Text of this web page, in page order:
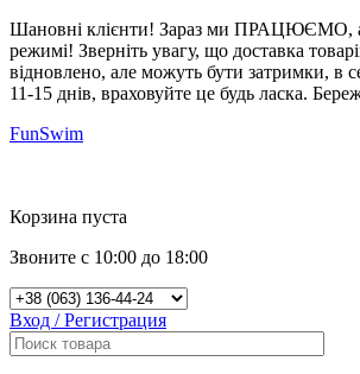
Шановні клієнти! Зараз ми ПРАЦЮЄМО,
режимі! Зверніть увагу, що доставка
відновлено, але можуть бути затримки, в
11-15 днів, враховуйте це будь ласка.
FunSwim
Корзина пуста
Звоните с 10:00 до 18:00
Вход / Регистрация